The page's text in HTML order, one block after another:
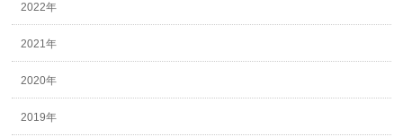
2022年
2021年
2020年
2019年